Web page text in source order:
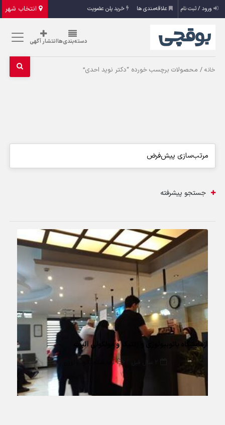
انتخاب شهر ورود / ثبت نام علاقه‌مندی ها خرید پلن عضویت
دسته‌بندی‌هاانتشار آگهی
خانه / محصولات برچسب خورده “دکتر نوید احدی”
جستجو پیشرفته
آزمایشگاه پاتوبیولوژی و ژنتیک و مولکولی آلبرت
آزمایشگاه پاتوبیولوژی